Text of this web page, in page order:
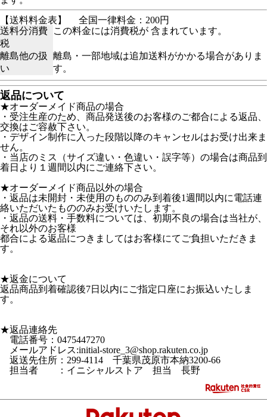
【送料料金表】
全国一律料金：200円
送料分消費
税
この料金には消費税が 含まれています。
離島他の扱
い
離島・一部地域は追加送料がかかる場合がありま
す。
返品について
★オーダーメイド商品の場合
・受注生産のため、商品発送後のお客様のご都合による返品、
交換はご容赦下さい。
・デザイン制作に入った段階以降のキャンセルはお受け出来ま
せん。
・当店のミス（サイズ違い・色違い・誤字等）の場合は商品到
着日より１週間以内にご連絡下さい。
★オーダーメイド商品以外の場合
・返品は未開封・未使用のもののみ到着後1週間以内に電話連
絡いただいたもののみお受けいたします。
・返品の送料・手数料については、初期不良の場合は当社が、
それ以外のお客様
都合による返品につきましてはお客様にてご負担いただきま
す。
★返金について
返品商品到着確認後7日以内にご指定口座にお振込いたしま
す。
★返品連絡先
電話番号：0475447270
メールアドレス:initial-store_3@shop.rakuten.co.jp
返送先住所：299-4114 千葉県茂原市本納3200-66
担当者 ：イニシャルストア 担当 長野